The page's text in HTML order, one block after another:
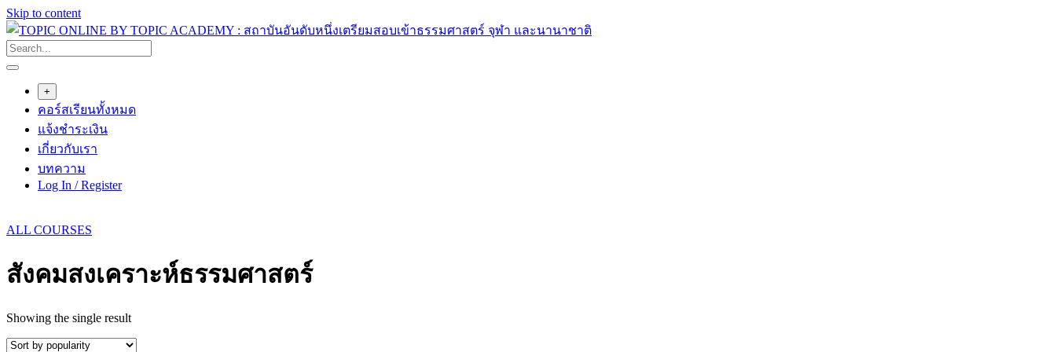
Skip to content
+
คอร์สเรียนทั้งหมด
แจ้งชำระเงิน
เกี่ยวกับเรา
บทความ
Log In / Register
ALL COURSES
สังคมสงเคราะห์ธรรมศาสตร์
Showing the single result